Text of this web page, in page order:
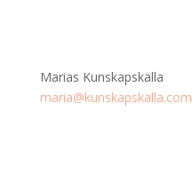
Marias Kunskapskälla
maria@kunskapskalla.com